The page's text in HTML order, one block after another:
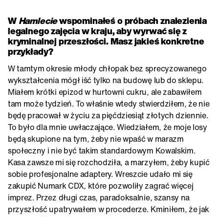
WHamleciewspominałeś o próbach znalezienia
legalnego zajęcia w kraju, aby wyrwać się z
kryminalnej przeszłości. Masz jakieś konkretne
przykłady?
W tamtym okresie młody chłopak bez sprecyzowanego
wykształcenia mógł iść tylko na budowę lub do sklepu.
Miałem krótki epizod w hurtowni cukru, ale zabawiłem
tam może tydzień. To właśnie wtedy stwierdziłem, że nie
będę pracował w życiu za pięćdziesiąt złotych dziennie.
To było dla mnie uwłaczające. Wiedziałem, że moje losy
będą skupione na tym, żeby nie wpaść w marazm
społeczny i nie być takim standardowym Kowalskim.
Kasa zawsze mi się rozchodziła, a marzyłem, żeby kupić
sobie profesjonalne adaptery. Wreszcie udało mi się
zakupić Numark CDX, które pozwoliły zagrać więcej
imprez. Przez długi czas, paradoksalnie, szansy na
przyszłość upatrywałem w procederze. Kminiłem, że jak